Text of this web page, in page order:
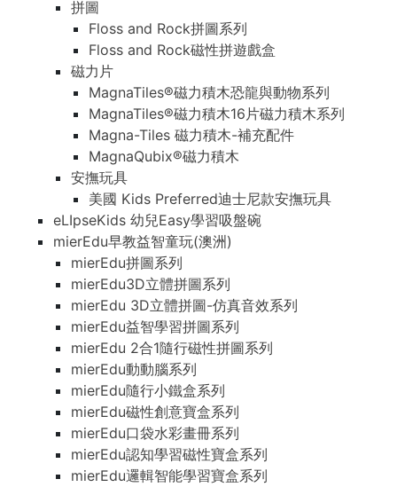
拼圖
Floss and Rock拼圖系列
Floss and Rock磁性拼遊戲盒
磁力片
MagnaTiles®磁力積木恐龍與動物系列
MagnaTiles®磁力積木16片磁力積木系列
Magna-Tiles 磁力積木-補充配件
MagnaQubix®磁力積木
安撫玩具
美國 Kids Preferred迪士尼款安撫玩具
eLIpseKids 幼兒Easy學習吸盤碗
mierEdu早教益智童玩(澳洲)
mierEdu拼圖系列
mierEdu3D立體拼圖系列
mierEdu 3D立體拼圖-仿真音效系列
mierEdu益智學習拼圖系列
mierEdu 2合1隨行磁性拼圖系列
mierEdu動動腦系列
mierEdu隨行小鐵盒系列
mierEdu磁性創意寶盒系列
mierEdu口袋水彩畫冊系列
mierEdu認知學習磁性寶盒系列
mierEdu邏輯智能學習寶盒系列